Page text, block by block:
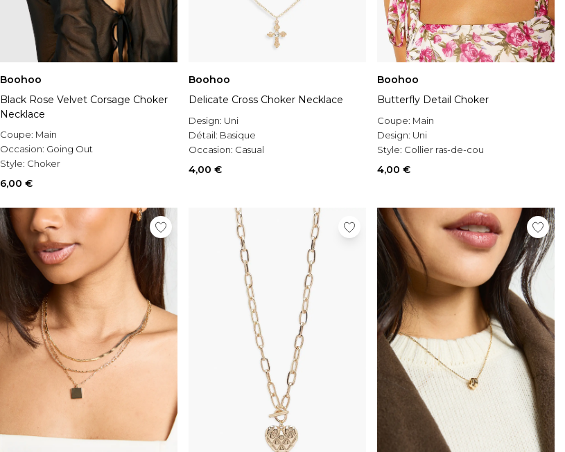
Boohoo
Black Rose Velvet Corsage Choker
Necklace
Coupe: Main
Occasion: Going Out
Style: Choker
6,00 €
Boohoo
Delicate Cross Choker Necklace
Design: Uni
Détail: Basique
Occasion: Casual
4,00 €
Boohoo
Butterfly Detail Choker
Coupe: Main
Design: Uni
Style: Collier ras-de-cou
4,00 €